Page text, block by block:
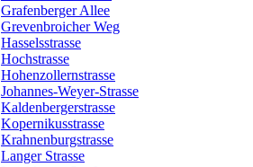
Grafenberger Allee
Grevenbroicher Weg
Hasselsstrasse
Hochstrasse
Hohenzollernstrasse
Johannes-Weyer-Strasse
Kaldenbergerstrasse
Kopernikusstrasse
Krahnenburgstrasse
Langer Strasse